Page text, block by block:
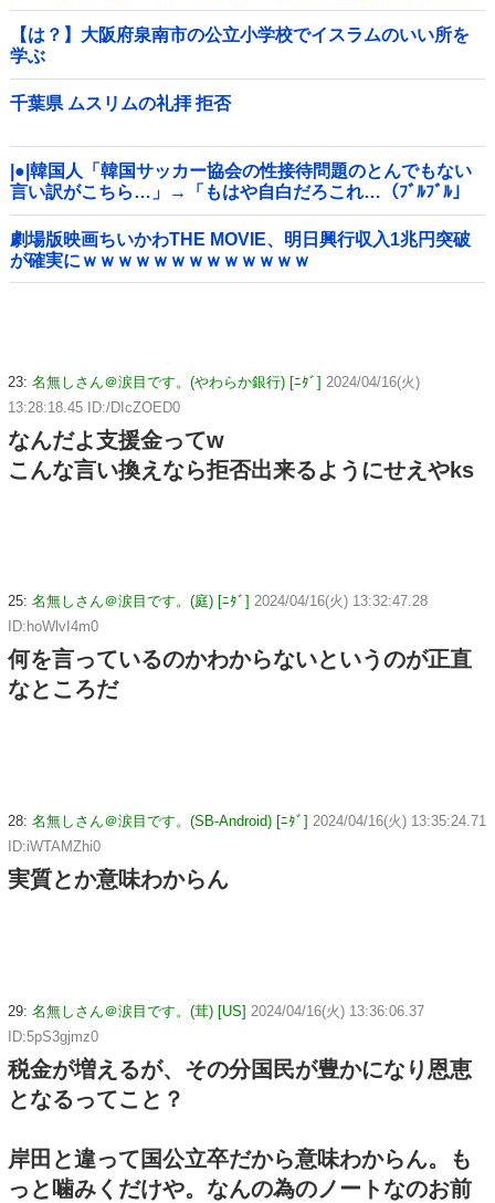
【は？】大阪府泉南市の公立小学校でイスラムのいい所を
学ぶ
千葉県 ムスリムの礼拝 拒否
|●|韓国人「韓国サッカー協会の性接待問題のとんでもない
言い訳がこちら…」→「もはや自白だろこれ…（ﾌﾞﾙﾌﾞﾙ」
＝韓国の反応
劇場版映画ちいかわTHE MOVIE、明日興行収入1兆円突破
が確実にｗｗｗｗｗｗｗｗｗｗｗｗｗ
23: 名無しさん＠涙目です。(やわらか銀行) [ﾆﾀﾞ] 2024/04/16(火)
13:28:18.45 ID:/DIcZOED0
なんだよ支援金ってw
こんな言い換えなら拒否出来るようにせえやks
25: 名無しさん＠涙目です。(庭) [ﾆﾀﾞ] 2024/04/16(火) 13:32:47.28
ID:hoWlvI4m0
何を言っているのかわからないというのが正直
なところだ
28: 名無しさん＠涙目です。(SB-Android) [ﾆﾀﾞ] 2024/04/16(火) 13:35:24.71
ID:iWTAMZhi0
実質とか意味わからん
29: 名無しさん＠涙目です。(茸) [US] 2024/04/16(火) 13:36:06.37
ID:5pS3gjmz0
税金が増えるが、その分国民が豊かになり恩恵
となるってこと？
岸田と違って国公立卒だから意味わからん。も
っと噛みくだけや。なんの為のノートなのお前